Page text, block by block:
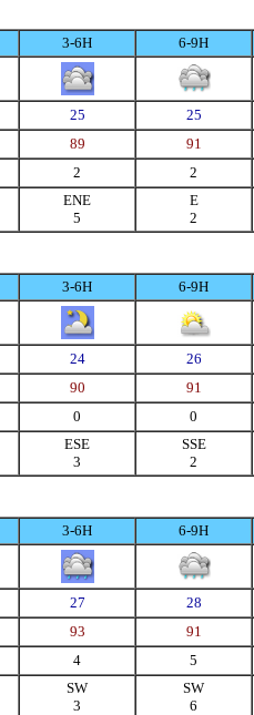
3-6H
6-9H
25
25
89
91
2 2
ENE
5
E
2
3-6H
6-9H
24
26
90
91
0 0
ESE
3
SSE
2
3-6H
6-9H
27
28
93
91
4 5
SW
3
SW
6